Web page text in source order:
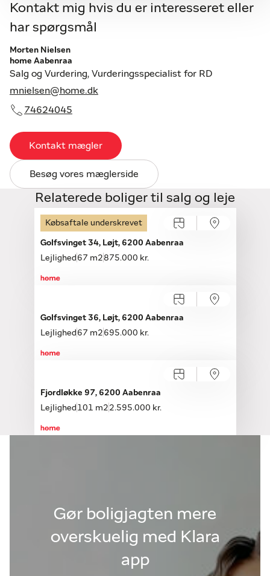
Kontakt mig hvis du er interesseret eller
har spørgsmål
Morten Nielsen
home Aabenraa
Salg og Vurdering, Vurderingsspecialist for RD
mnielsen@home.dk
74624045
Kontakt mægler
Besøg vores mæglerside
Relaterede boliger til salg og leje
Købsaftale underskrevet
Golfsvinget 34, Løjt, 6200 Aabenraa
Lejlighed 67 m2875.000 kr.
Golfsvinget 36, Løjt, 6200 Aabenraa
Lejlighed 67 m2 695.000 kr.
Fjordløkke 97, 6200 Aabenraa
Lejlighed 101 m2 2.595.000 kr.
Gør boligjagten mere
overskuelig med Klara
app